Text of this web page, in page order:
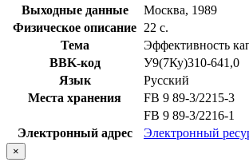
Выходные данные
Москва, 1989
Физическое описание 22 с.
Тема
Эффективность
BBK-код
У9(7Ку)310-641,0
Язык
Русский
Места хранения
FB 9 89-3/2215-3
FB 9 89-3/2216-1
Электронный адрес
Электронный
×